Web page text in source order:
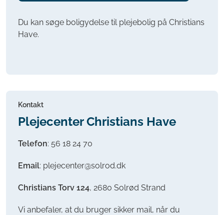
Du kan søge boligydelse til plejebolig på Christians
Have.
Kontakt
Plejecenter Christians Have
Telefon: 56 18 24 70
Email: plejecenter@solrod.dk
Christians Torv 124, 2680 Solrød Strand
Vi anbefaler, at du bruger sikker mail, når du